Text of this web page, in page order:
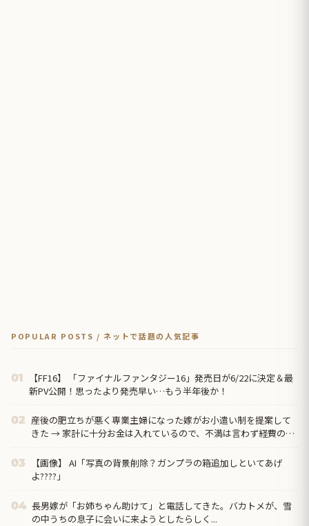
POPULAR POSTS / ネットで話題の人気記事
01
【FF16】 「ファイナルファンタジー16」発売日が6/22に決定＆最
新PV公開！思ったより発売早い…もう半年後か！
02 産後の肥立ちが悪く専業主婦になった嫁がお小遣い制を提案して
きた → 家計に十分お金は入れているので、不満は言わず経費の関
03
【画像】 AI「写真の背景削除？ガンプラの箱追加しといてあげ
よ????」
04 長男嫁が「お姉ちゃん助けて」と電話してきた。バカトメが、雪
の中うちの息子に会いに来ようとしたらしく...